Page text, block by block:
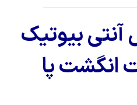
آنتی بیوتیک
انگشت پا